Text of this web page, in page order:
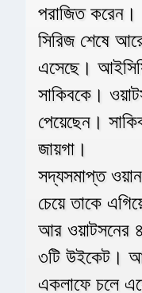
পরাজিত করেন।
সিরিজ শেষে
এসেছে।
সাকিবকে।
পেয়েছেন।
জায়গা।
সদ্যসমাপ্ত
চেয়ে তাকে
আর ওয়াটসনের
৩টি উইকেট।
একলাফে চলে